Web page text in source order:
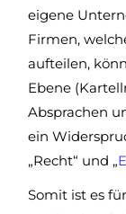
eigene
Firmen,
aufteilen,
Ebene
Absprachen
ein
„Recht“ und „
Somit ist es